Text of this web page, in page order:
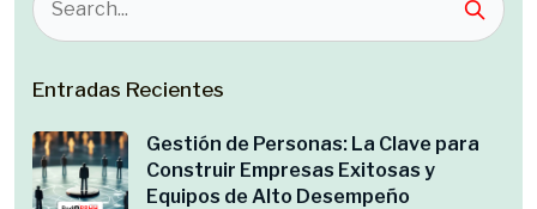
Entradas Recientes
Gestión de Personas: La Clave para
Construir Empresas Exitosas y
Equipos de Alto Desempeño